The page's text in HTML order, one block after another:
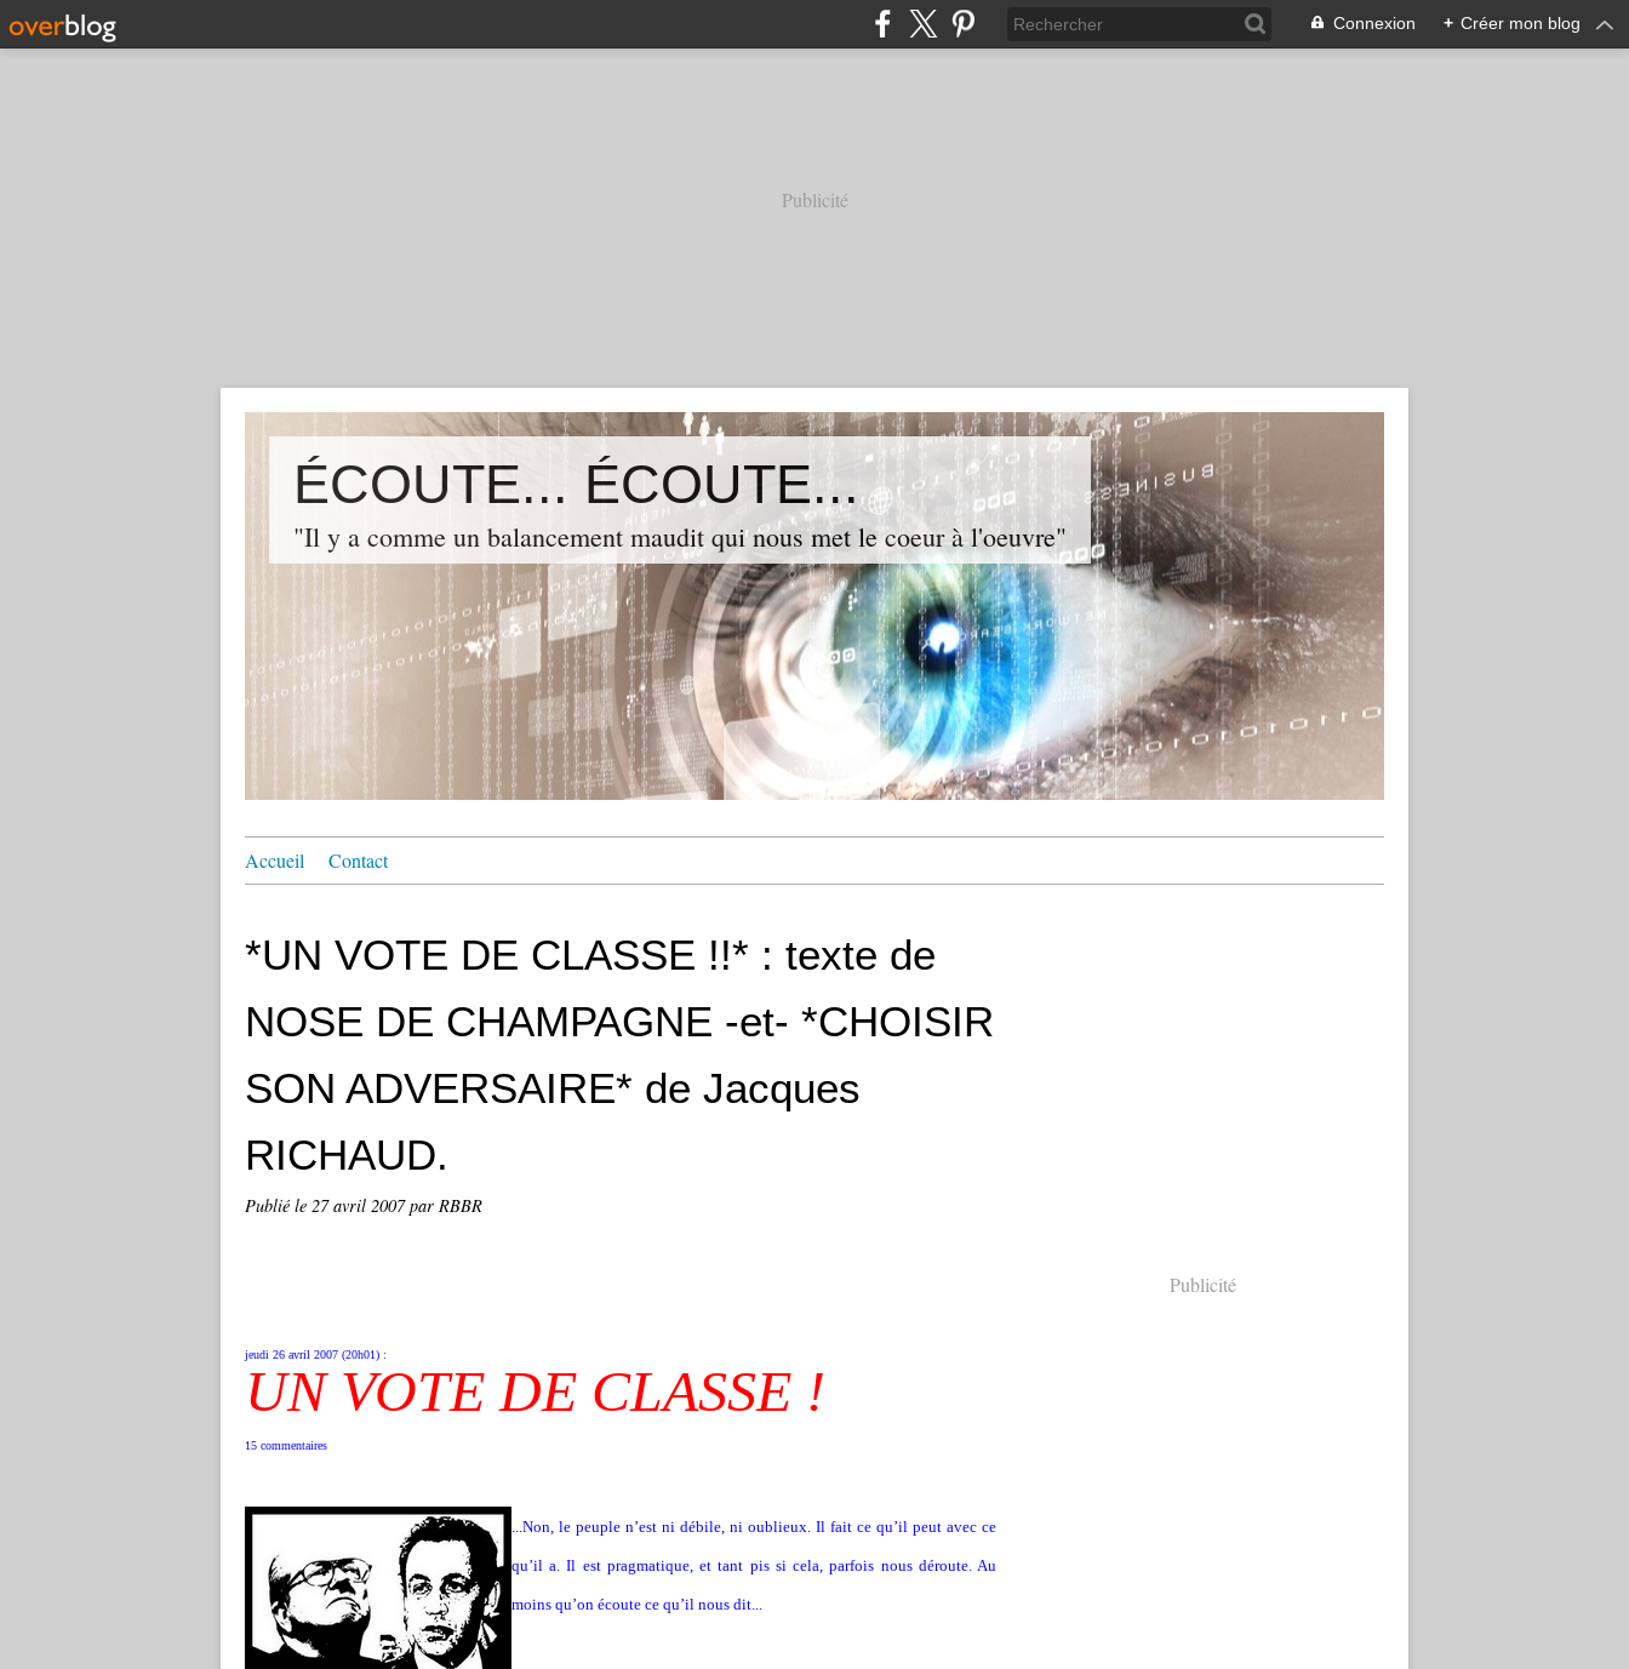
Connexion + Créer mon blog
Publicité
ÉCOUTE... ÉCOUTE...
"Il y a comme un balancement maudit qui nous met le coeur à l'oeuvre"
Accueil Contact
*UN VOTE DE CLASSE !!* : texte de
NOSE DE CHAMPAGNE -et- *CHOISIR
SON ADVERSAIRE* de Jacques
RICHAUD.
Publié le 27 avril 2007par RBBR
jeudi 26 avril 2007 (20h01) :
UN VOTE DE CLASSE !
15 commentaires
...Non, le peuple n’est ni débile, ni oublieux. Il fait ce qu’il peut avec ce
qu’il a. Il est pragmatique, et tant pis si cela, parfois nous déroute. Au
moins qu’on écoute ce qu’il nous dit...
Publicité